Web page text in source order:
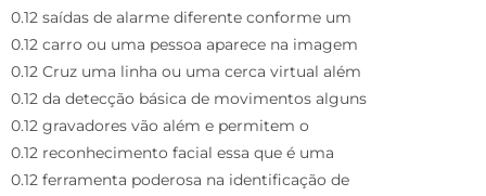
0.12 saídas de alarme diferente conforme um
0.12 carro ou uma pessoa aparece na imagem
0.12 Cruz uma linha ou uma cerca virtual além
0.12 da detecção básica de movimentos alguns
0.12 gravadores vão além e permitem o
0.12 reconhecimento facial essa que é uma
0.12 ferramenta poderosa na identificação de